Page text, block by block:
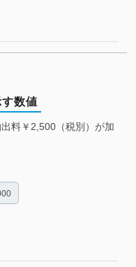
数値
料￥2,500（税別）が加